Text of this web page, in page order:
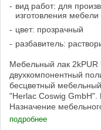
вид работ: для
изготовления мебели
цвет: прозрачный
разбавитель:
Мебельный лак
двухкомпонентный
бесцветный
"Herlac Coswig
Назначение
подробнее